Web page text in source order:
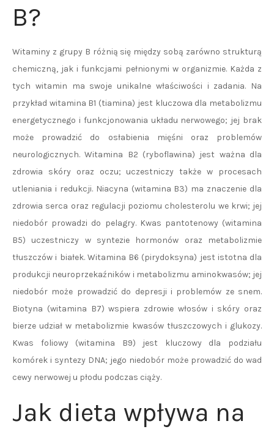
B?
Witaminy z grupy B różnią się między sobą zarówno strukturą
chemiczną, jak i funkcjami pełnionymi w organizmie. Każda z
tych witamin ma swoje unikalne właściwości i zadania. Na
przykład witamina B1 (tiamina) jest kluczowa dla metabolizmu
energetycznego i funkcjonowania układu nerwowego; jej brak
może prowadzić do osłabienia mięśni oraz problemów
neurologicznych. Witamina B2 (ryboflawina) jest ważna dla
zdrowia skóry oraz oczu; uczestniczy także w procesach
utleniania i redukcji. Niacyna (witamina B3) ma znaczenie dla
zdrowia serca oraz regulacji poziomu cholesterolu we krwi; jej
niedobór prowadzi do pelagry. Kwas pantotenowy (witamina
B5) uczestniczy w syntezie hormonów oraz metabolizmie
tłuszczów i białek. Witamina B6 (pirydoksyna) jest istotna dla
produkcji neuroprzekaźników i metabolizmu aminokwasów; jej
niedobór może prowadzić do depresji i problemów ze snem.
Biotyna (witamina B7) wspiera zdrowie włosów i skóry oraz
bierze udział w metabolizmie kwasów tłuszczowych i glukozy.
Kwas foliowy (witamina B9) jest kluczowy dla podziału
komórek i syntezy DNA; jego niedobór może prowadzić do wad
cewy nerwowej u płodu podczas ciąży.
Jak dieta wpływa na